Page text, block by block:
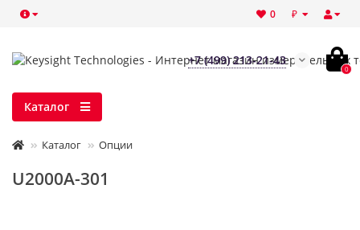
₽
0
+7 (499) 213-21-43
0
Каталог
Каталог Опции
U2000A-301